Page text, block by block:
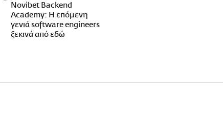
Novibet Backend
Academy: Η επόμενη
γενιά software engineers
ξεκινά από εδώ